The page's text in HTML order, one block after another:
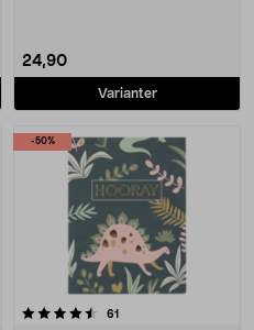
24,90
Varianter
-50%
61